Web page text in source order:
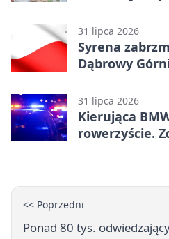
31 lipca 2026
Syrena
Dąbrowy
31 lipca 2026
Kierująca
rowerzyście.
<< Poprzedni
Ponad 80 tys.